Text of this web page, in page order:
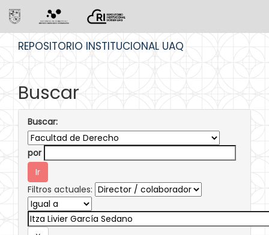
REPOSITORIO INSTITUCIONAL UAQ
Buscar
Buscar:
por
Filtros actuales: